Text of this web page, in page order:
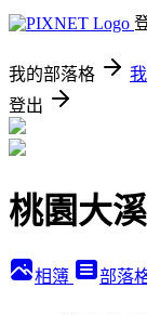
我的部落格
登出
桃園大
相簿 部落